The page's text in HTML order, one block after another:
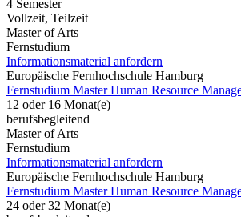
4 Semester
Vollzeit, Teilzeit
Master of Arts
Fernstudium
Informationsmaterial anfordern
Europäische Fernhochschule Hamburg
Fernstudium Master Human Resource
12 oder 16 Monat(e)
berufsbegleitend
Master of Arts
Fernstudium
Informationsmaterial anfordern
Europäische Fernhochschule Hamburg
Fernstudium Master Human Resource
24 oder 32 Monat(e)